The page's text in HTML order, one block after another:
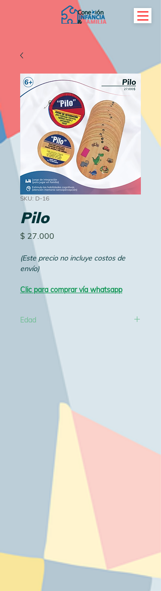
SKU: D-16
Pilo
$ 27.000
(Este precio no incluye costos de
envío)
Clic para comprar vía whatsapp
Edad